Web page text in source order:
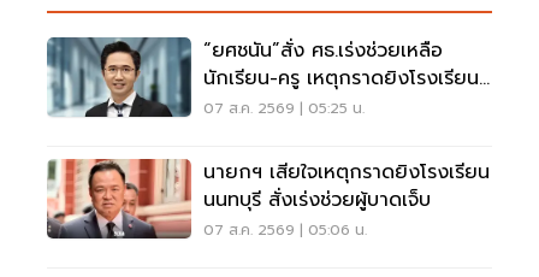
“ยศชนัน”สั่ง ศธ.เร่งช่วยเหลือ
นักเรียน-ครู เหตุกราดยิงโรงเรียน
นนทบุรี
07 ส.ค. 2569 | 05:25 น.
นายกฯ เสียใจเหตุกราดยิงโรงเรียน
นนทบุรี สั่งเร่งช่วยผู้บาดเจ็บ
07 ส.ค. 2569 | 05:06 น.